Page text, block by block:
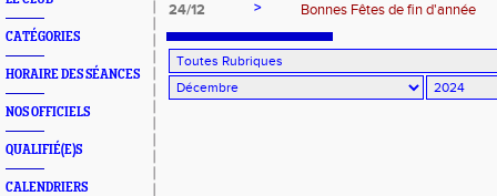
CATÉGORIES
HORAIRE DES SÉANCES
NOS OFFICIELS
QUALIFIÉ(E)S
CALENDRIERS
24/12 > Bonnes Fêtes de fin d'année